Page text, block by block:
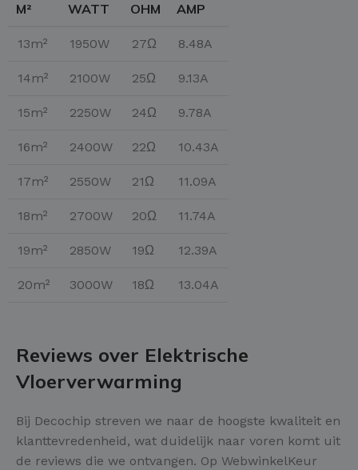
M² WATT OHM AMP
13m² 1950W 27Ω 8.48A
14m² 2100W 25Ω 9.13A
15m² 2250W 24Ω 9.78A
16m² 2400W 22Ω 10.43A
17m² 2550W 21Ω 11.09A
18m² 2700W 20Ω 11.74A
19m² 2850W 19Ω 12.39A
20m² 3000W 18Ω 13.04A
Reviews over Elektrische
Vloerverwarming
Bij Decochip streven we naar de hoogste kwaliteit en
klanttevredenheid, wat duidelijk naar voren komt uit
de reviews die we ontvangen. Op WebwinkelKeur